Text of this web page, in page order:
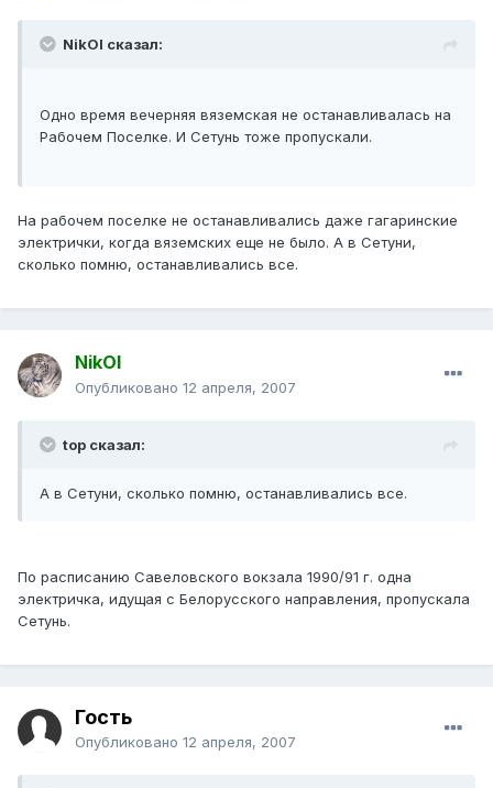
NikOl сказал:
Одно время вечерняя вяземская не останавливалась на
Рабочем Поселке. И Сетунь тоже пропускали.
На рабочем поселке не останавливались даже гагаринские
электрички, когда вяземских еще не было. А в Сетуни,
сколько помню, останавливались все.
NikOl
Опубликовано 12 апреля, 2007
top сказал:
А в Сетуни, сколько помню, останавливались все.
По расписанию Савеловского вокзала 1990/91 г. одна
электричка, идущая с Белорусского направления, пропускала
Сетунь.
Гость
Опубликовано 12 апреля, 2007